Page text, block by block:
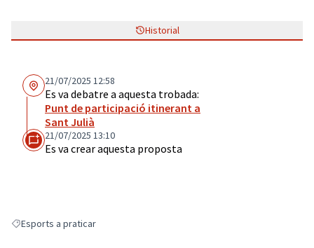
Historial
21/07/2025 12:58
Es va debatre a aquesta trobada:
Punt de participació itinerant a
Sant Julià
21/07/2025 13:10
Es va crear aquesta proposta
Resultats en filtrar per: Esports a praticar
Esports a praticar